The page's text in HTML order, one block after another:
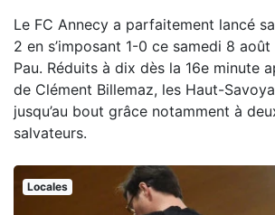
Le FC Annecy a parfaitement lancé
2 en s’imposant 1-0 ce samedi 8
Pau. Réduits à dix dès la 16e minute
de Clément Billemaz, les Haut-
jusqu’au bout grâce notamment à
salvateurs.
Locales